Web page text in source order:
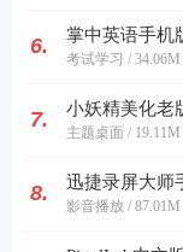
6. 掌中英语手机
考试学习 / 34.06M
7. 小妖精美化老
主题桌面 / 19.11M
8. 迅捷录屏大师
影音播放 / 87.01M